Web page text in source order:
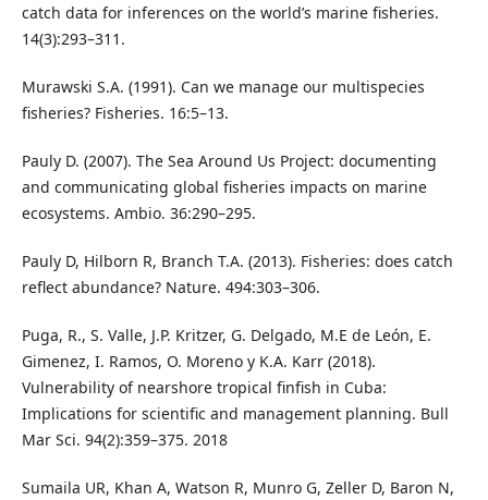
catch data for inferences on the world’s marine ﬁsheries.
14(3):293–311.
Murawski S.A. (1991). Can we manage our multispecies
fisheries? Fisheries. 16:5–13.
Pauly D. (2007). The Sea Around Us Project: documenting
and communicating global ﬁsheries impacts on marine
ecosystems. Ambio. 36:290–295.
Pauly D, Hilborn R, Branch T.A. (2013). Fisheries: does catch
reflect abundance? Nature. 494:303–306.
Puga, R., S. Valle, J.P. Kritzer, G. Delgado, M.E de León, E.
Gimenez, I. Ramos, O. Moreno y K.A. Karr (2018).
Vulnerability of nearshore tropical finfish in Cuba:
Implications for scientific and management planning. Bull
Mar Sci. 94(2):359–375. 2018
Sumaila UR, Khan A, Watson R, Munro G, Zeller D, Baron N,